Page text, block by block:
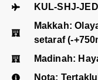
KUL-SHJ-
Makkah:
setaraf (-
Madinah:
Nota: